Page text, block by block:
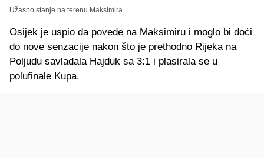
Užasno stanje na terenu Maksimira
Osijek je uspio da povede na Maksimiru i moglo bi doći
do nove senzacije nakon što je prethodno Rijeka na
Poljudu savladala Hajduk sa 3:1 i plasirala se u
polufinale Kupa.